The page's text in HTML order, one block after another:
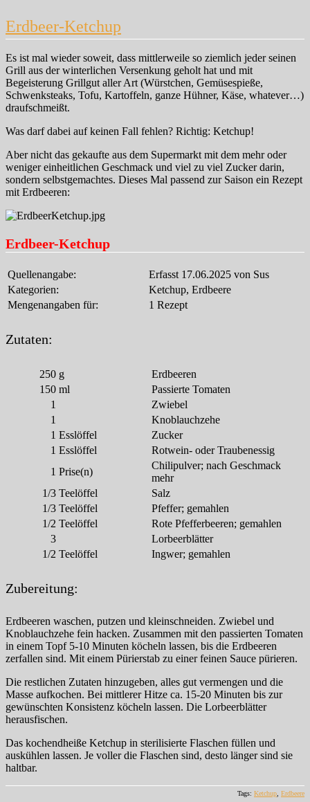
Erdbeer-Ketchup
Es ist mal wieder soweit, dass mittlerweile so ziemlich jeder seinen
Grill aus der winterlichen Versenkung geholt hat und mit
Begeisterung Grillgut aller Art (Würstchen, Gemüsespieße,
Schwenksteaks, Tofu, Kartoffeln, ganze Hühner, Käse, whatever…)
draufschmeißt.
Was darf dabei auf keinen Fall fehlen? Richtig: Ketchup!
Aber nicht das gekaufte aus dem Supermarkt mit dem mehr oder
weniger einheitlichen Geschmack und viel zu viel Zucker darin,
sondern selbstgemachtes. Dieses Mal passend zur Saison ein Rezept
mit Erdbeeren:
Erdbeer-Ketchup
Quellenangabe:
Erfasst 17.06.2025 von Sus
Kategorien:
Ketchup, Erdbeere
Mengenangaben für:
1 Rezept
Zutaten:
250 g
Erdbeeren
150 ml
Passierte Tomaten
1
Zwiebel
1
Knoblauchzehe
1 Esslöffel
Zucker
1 Esslöffel
Rotwein- oder Traubenessig
1 Prise(n)
Chilipulver; nach Geschmack
mehr
1/3 Teelöffel
Salz
1/3 Teelöffel
Pfeffer; gemahlen
1/2 Teelöffel
Rote Pfefferbeeren; gemahlen
3
Lorbeerblätter
1/2 Teelöffel Ingwer; gemahlen
Zubereitung:
Erdbeeren waschen, putzen und kleinschneiden. Zwiebel und
Knoblauchzehe fein hacken. Zusammen mit den passierten Tomaten
in einem Topf 5-10 Minuten köcheln lassen, bis die Erdbeeren
zerfallen sind. Mit einem Pürierstab zu einer feinen Sauce pürieren.
Die restlichen Zutaten hinzugeben, alles gut vermengen und die
Masse aufkochen. Bei mittlerer Hitze ca. 15-20 Minuten bis zur
gewünschten Konsistenz köcheln lassen. Die Lorbeerblätter
herausfischen.
Das kochendheiße Ketchup in sterilisierte Flaschen füllen und
auskühlen lassen. Je voller die Flaschen sind, desto länger sind sie
haltbar.
Tags: Ketchup Erdbeere